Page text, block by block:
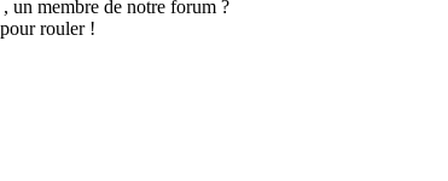
un membre de notre forum ?
rouler !